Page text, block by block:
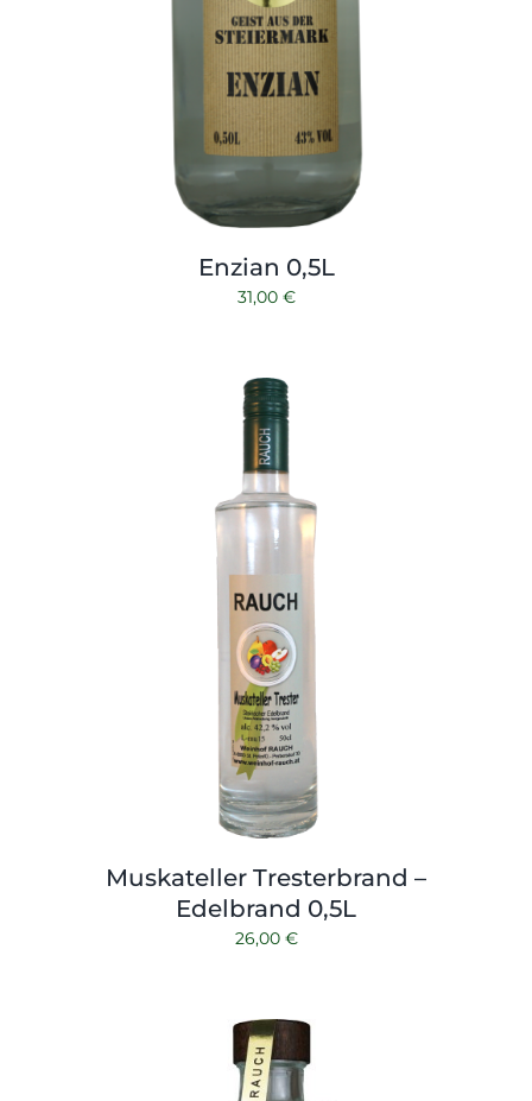
Enzian 0,5L
31,00 €
Muskateller Tresterbrand –
Edelbrand 0,5L
26,00 €